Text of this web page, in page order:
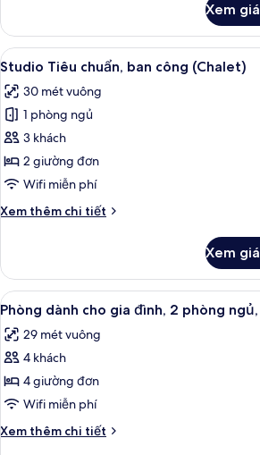
Phòng
đơn,
ban
Xem
Xem
tất
cả
ảnh
Studio
Tiêu
chuẩn,
công
Studio
9
Studio Tiêu chuẩn, ban công (Chalet)
30 mét vuông
1 phòng ngủ
3 khách
2 giường đơn
Wifi miễn phí
Xem thêm chi tiết
Chi
Studio
Tiêu
chuẩn,
công
(Chalet)
Xem
Xem
tất
cả
ảnh
Phòng
dành
cho
gia
Phòng
10
Phòng dành cho gia đình, 2 phòng
29 mét vuông
4 khách
4 giường đơn
Wifi miễn phí
Xem thêm chi tiết
Chi